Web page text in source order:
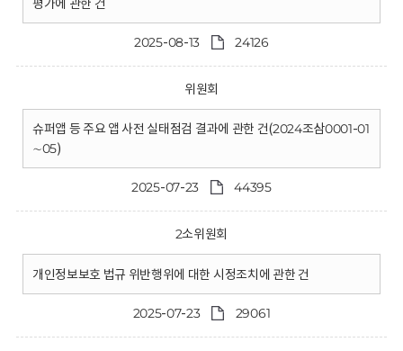
평가에 관한 건
2025-08-13 24126
위원회
슈퍼앱 등 주요 앱 사전 실태점검 결과에 관한 건(2024조삼0001-01
∼05)
2025-07-23 44395
2소위원회
개인정보보호 법규 위반행위에 대한 시정조치에 관한 건
2025-07-23 29061